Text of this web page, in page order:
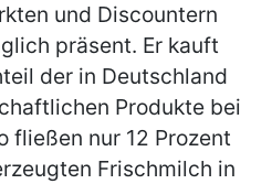
und Discountern
präsent. Er kauft
der in Deutschland
Produkte bei
fließen nur 12 Prozent
Frischmilch in